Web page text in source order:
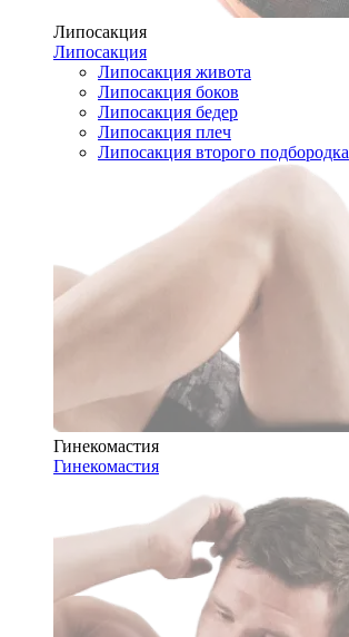
Липосакция
Липосакция
Липосакция живота
Липосакция боков
Липосакция бедер
Липосакция плеч
Липосакция второго подбородка
Гинекомастия
Гинекомастия